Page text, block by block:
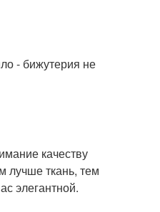
- бижутерия не
качеству
лучше ткань, тем
элегантной.